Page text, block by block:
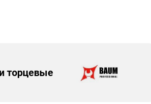
торцевые